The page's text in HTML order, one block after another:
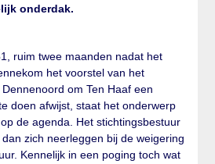
onderdak.
ruim twee maanden nadat het
het voorstel van het
om Ten Haaf een
doen afwijst, staat het onderwerp
de agenda. Het stichtingsbestuur
zich neerleggen bij de weigering
Kennelijk in een poging toch wat